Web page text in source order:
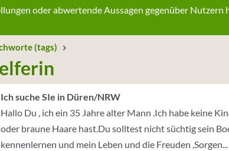
oder abwertende Aussagen gegenüber
(tags)
Ich suche SIe in Düren/NRW
Hallo Du , ich ein 35 Jahre alter Mann .Ich habe keine
oder braune Haare hast.Du solltest nicht süchtig sein
kennenlernen und mein Leben und die Freuden ,Sorgen...